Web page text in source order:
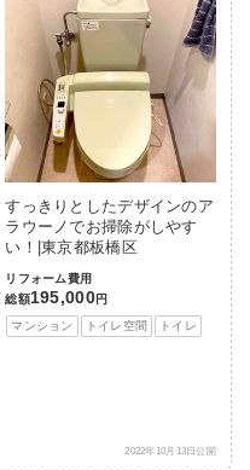
すっきりとしたデザインのア
ラウーノでお掃除がしやす
い！|東京都板橋区
リフォーム費用
総額195,000円
マンション
トイレ空間 トイレ
2022年10月13日公開